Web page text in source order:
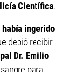
Científica.
había ingerido
debió recibir
Dr. Emilio
para